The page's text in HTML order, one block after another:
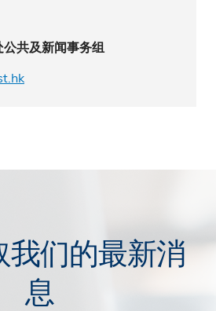
共及新闻事务组
我们的最新消
息